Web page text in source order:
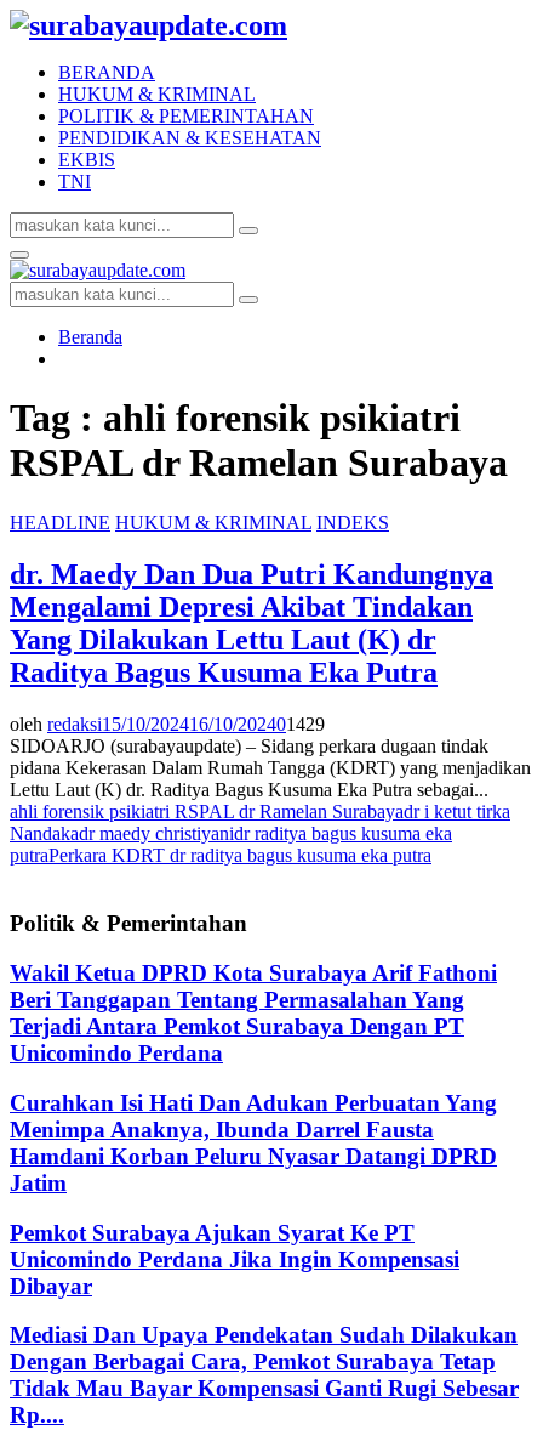
BERANDA
HUKUM & KRIMINAL
POLITIK & PEMERINTAHAN
PENDIDIKAN & KESEHATAN
EKBIS
TNI
Search
for:
Search
Facebook
Twitter
Youtube
Primary
Menu
Search
for:
Search
Beranda
Tag : ahli forensik psikiatri
RSPAL dr Ramelan Surabaya
HEADLINE HUKUM & KRIMINAL INDEKS
dr. Maedy Dan Dua Putri Kandungnya
Mengalami Depresi Akibat Tindakan
Yang Dilakukan Lettu Laut (K) dr
Raditya Bagus Kusuma Eka Putra
oleh redaksi15/10/202416/10/202401429
SIDOARJO (surabayaupdate) – Sidang perkara dugaan tindak
pidana Kekerasan Dalam Rumah Tangga (KDRT) yang menjadikan
Lettu Laut (K) dr. Raditya Bagus Kusuma Eka Putra sebagai...
ahli forensik psikiatri RSPAL dr Ramelan Surabayadr i ketut tirka
Nandakadr maedy christiyanidr raditya bagus kusuma eka
putraPerkara KDRT dr raditya bagus kusuma eka putra
Politik & Pemerintahan
Wakil Ketua DPRD Kota Surabaya Arif Fathoni
Beri Tanggapan Tentang Permasalahan Yang
Terjadi Antara Pemkot Surabaya Dengan PT
Unicomindo Perdana
Curahkan Isi Hati Dan Adukan Perbuatan Yang
Menimpa Anaknya, Ibunda Darrel Fausta
Hamdani Korban Peluru Nyasar Datangi DPRD
Jatim
Pemkot Surabaya Ajukan Syarat Ke PT
Unicomindo Perdana Jika Ingin Kompensasi
Dibayar
Mediasi Dan Upaya Pendekatan Sudah Dilakukan
Dengan Berbagai Cara, Pemkot Surabaya Tetap
Tidak Mau Bayar Kompensasi Ganti Rugi Sebesar
Rp....